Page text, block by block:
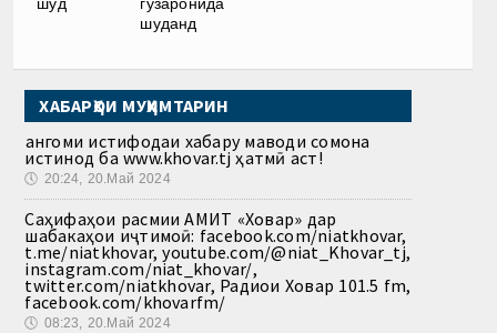
шуданд
ХАБАРҲОИ МУҲИМТАРИН
Ҳангоми истифодаи хабару маводи сомона
истинод ба www.khovar.tj ҳатмӣ аст!
🕔 20:24, 20.Май 2024
Саҳифаҳои расмии АМИТ «Ховар» дар
шабакаҳои иҷтимоӣ: facebook.com/niatkhovar,
t.me/niatkhovar, youtube.com/@niat_Khovar_tj,
instagram.com/niat_khovar/,
twitter.com/niatkhovar, Радиои Ховар 101.5 fm,
facebook.com/khovarfm/
🕔 08:23, 20.Май 2024